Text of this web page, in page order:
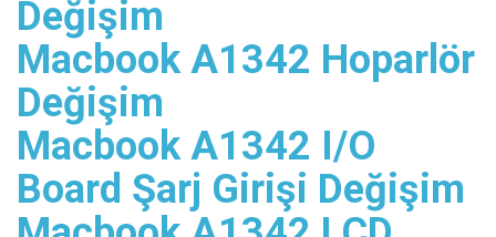
Değişim
Macbook A1342 Hoparlör
Değişim
Macbook A1342 I/O
Board Şarj Girişi Değişim